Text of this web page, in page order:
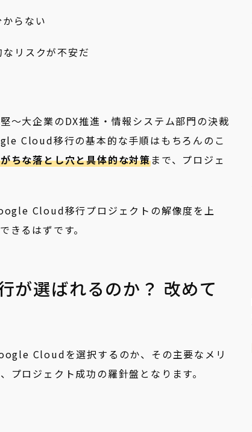
らない
リスクが不安だ
〜大企業のDX推進・情報システム部門の決裁
Cloud移行の基本的な手順はもちろんのこ
ちな落とし穴と具体的な対策まで、プロジェ
Cloud移行プロジェクトの解像度を上
きるはずです。
が選ばれるのか？ 改めて
Cloudを選択するのか、その主要なメリ
プロジェクト成功の羅針盤となります。